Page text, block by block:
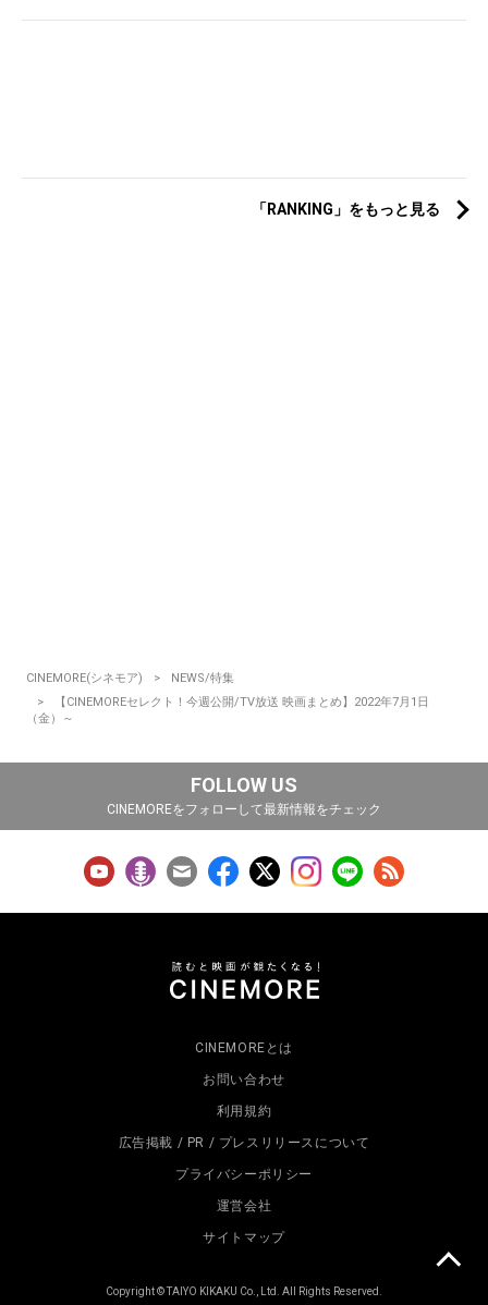
「RANKING」をもっと見る
CINEMORE(シネモア)
NEWS/特集
【CINEMOREセレクト！今週公開/TV放送 映画まとめ】2022年7月1日
（金）～
FOLLOW US
CINEMOREをフォローして最新情報をチェック
CINEMOREとは
お問い合わせ
利用規約
広告掲載 / PR / プレスリリースについて
プライバシーポリシー
運営会社
サイトマップ
Copyright © TAIYO KIKAKU Co., Ltd. All Rights Reserved.